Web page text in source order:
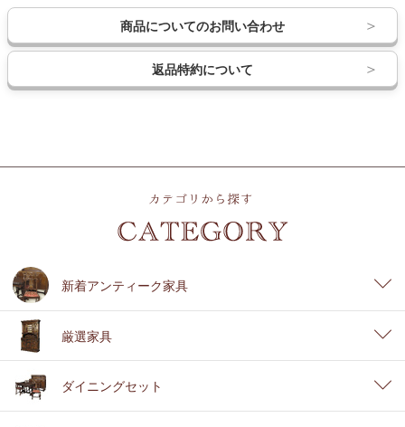
商品についてのお問い合わせ
返品特約について
新着アンティーク家具
厳選家具
ダイニングセット